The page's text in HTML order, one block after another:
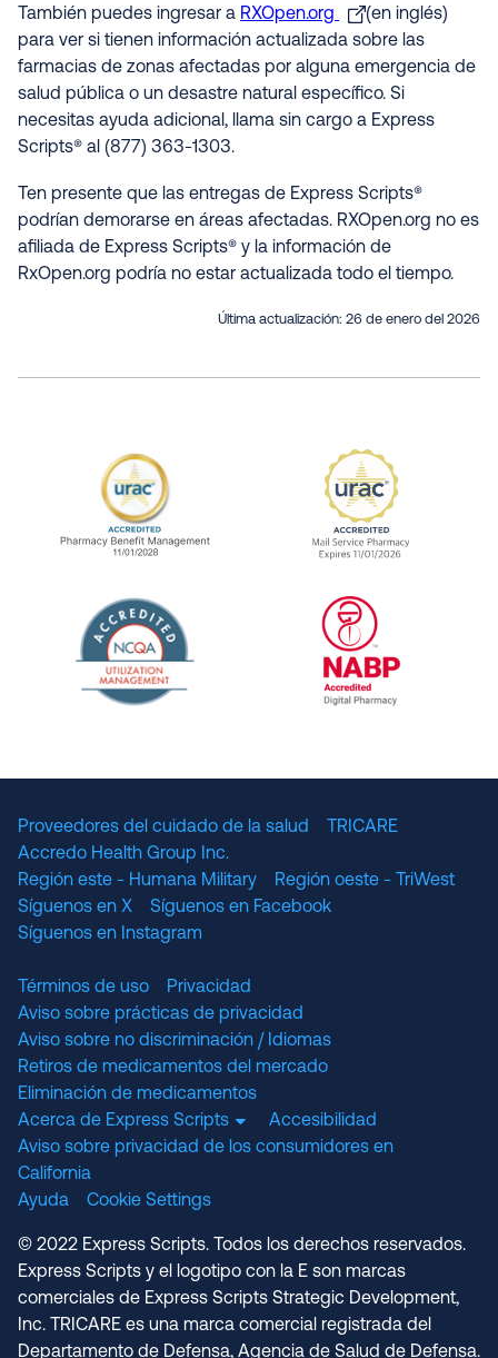
También puedes ingresar a RXOpen.org
(en inglés)
para ver si tienen información actualizada sobre las
farmacias de zonas afectadas por alguna emergencia de
salud pública o un desastre natural específico. Si
necesitas ayuda adicional, llama sin cargo a Express
Scripts® al (877) 363-1303.
Ten presente que las entregas de Express Scripts®
podrían demorarse en áreas afectadas. RXOpen.org no es
afiliada de Express Scripts® y la información de
RxOpen.org podría no estar actualizada todo el tiempo.
Última actualización: 26 de enero del 2026
URAC Accredited Pharmacy Benefit
URAC
Proveedores del cuidado de la salud
TRICARE
Accredo Health Group Inc.
Región este - Humana Military
Región oeste - TriWest
Síguenos en X
Síguenos en Facebook
Síguenos en Instagram
Términos de uso
Privacidad
Aviso sobre prácticas de privacidad
Aviso sobre no discriminación / Idiomas
Retiros de medicamentos del mercado
Eliminación de medicamentos
Acerca de Express Scripts
Accesibilidad
Aviso sobre privacidad de los consumidores en
California
Ayuda
Cookie Settings
© 2022 Express Scripts. Todos los derechos reservados.
Express Scripts y el logotipo con la E son marcas
comerciales de Express Scripts Strategic Development,
Inc. TRICARE es una marca comercial registrada del
Departamento de Defensa, Agencia de Salud de Defensa.